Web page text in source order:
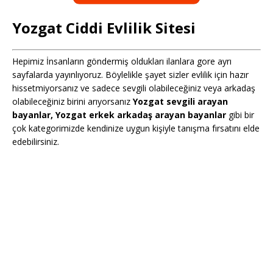
Yozgat Ciddi Evlilik Sitesi
Hepimiz İnsanların göndermiş oldukları ilanlara gore ayrı
sayfalarda yayınlıyoruz. Böylelikle şayet sizler evlilik için hazır
hissetmiyorsanız ve sadece sevgili olabileceğiniz veya arkadaş
olabileceğiniz birini arıyorsanız Yozgat sevgili arayan
bayanlar, Yozgat erkek arkadaş arayan bayanlar gibi bir
çok kategorimizde kendinize uygun kişiyle tanışma fırsatını elde
edebilirsiniz.